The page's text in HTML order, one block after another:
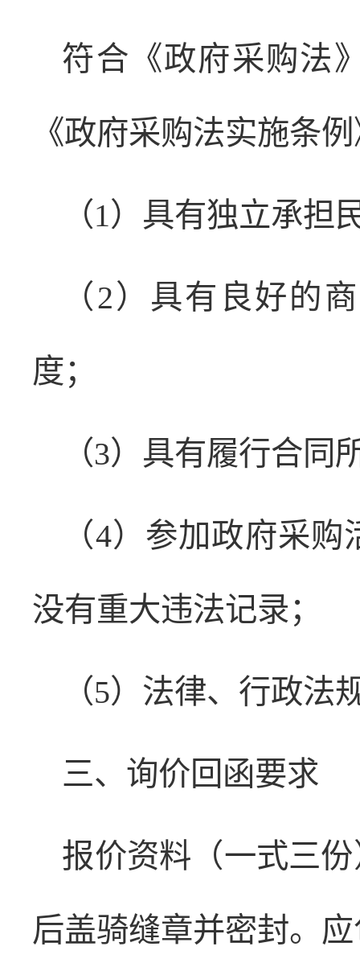
符合《政府采购法
《政府采购法实施条
（1）具有独立承担
（2）具有良好的
度；
（3）具有履行合
（4）参加政府采
没有重大违法记录；
（5）法律、行政法
三、询价回函要求
报价资料（一式三
后盖骑缝章并密封。